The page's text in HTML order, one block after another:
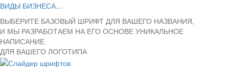
ВИДЫ БИЗНЕСА...
ВЫБЕРИТЕ БАЗОВЫЙ ШРИФТ ДЛЯ ВАШЕГО НАЗВАНИЯ,
И МЫ РАЗРАБОТАЕМ НА ЕГО ОСНОВЕ УНИКАЛЬНОЕ
НАПИСАНИЕ
ДЛЯ ВАШЕГО ЛОГОТИПА